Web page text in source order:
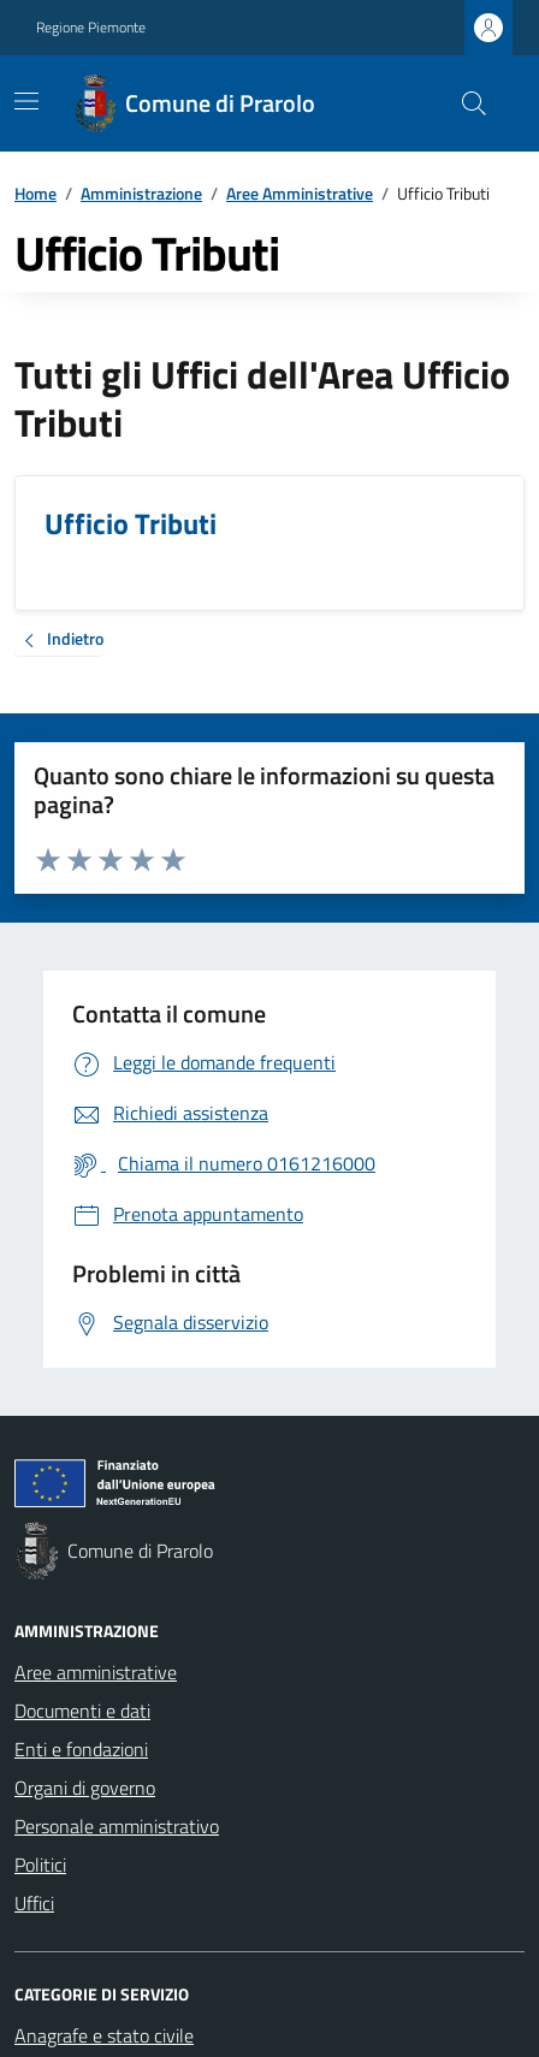
Regione Piemonte
Comune di Prarolo
Home / Amministrazione / Aree Amministrative / Ufficio Tributi
Ufficio Tributi
Tutti gli Uffici dell'Area Ufficio
Tributi
Ufficio Tributi
Indietro
Quanto sono chiare le informazioni su questa
pagina?
Valuta da 1 a 5 stelle la pagina
Valuta 5 stelle su 5
Valuta 4 stelle su 5
Valuta 3 stelle su 5
Valuta 2 stelle su 5
Valuta 1 stelle su 5
Contatta il comune
Leggi le domande frequenti
Richiedi assistenza
Chiama il numero 0161216000
Prenota appuntamento
Problemi in città
Segnala disservizio
Comune di Prarolo
AMMINISTRAZIONE
Aree amministrative
Documenti e dati
Enti e fondazioni
Organi di governo
Personale amministrativo
Politici
Uffici
CATEGORIE DI SERVIZIO
Anagrafe e stato civile